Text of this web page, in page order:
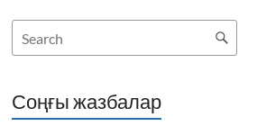
Соңғы жазбалар